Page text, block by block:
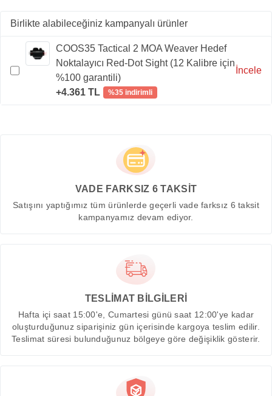
Birlikte alabileceğiniz kampanyalı ürünler
COOS35 Tactical 2 MOA Weaver Hedef
Noktalayıcı Red-Dot Sight (12 Kalibre için
%100 garantili)
+4.361 TL
%35 indirimli
İncele
VADE FARKSIZ 6 TAKSİT
Satışını yaptığımız tüm ürünlerde geçerli vade farksız 6 taksit
kampanyamız devam ediyor.
TESLİMAT BİLGİLERİ
Hafta içi saat 15:00'e, Cumartesi günü saat 12:00'ye kadar
oluşturduğunuz siparişiniz gün içerisinde kargoya teslim edilir.
Teslimat süresi bulunduğunuz bölgeye göre değişiklik gösterir.